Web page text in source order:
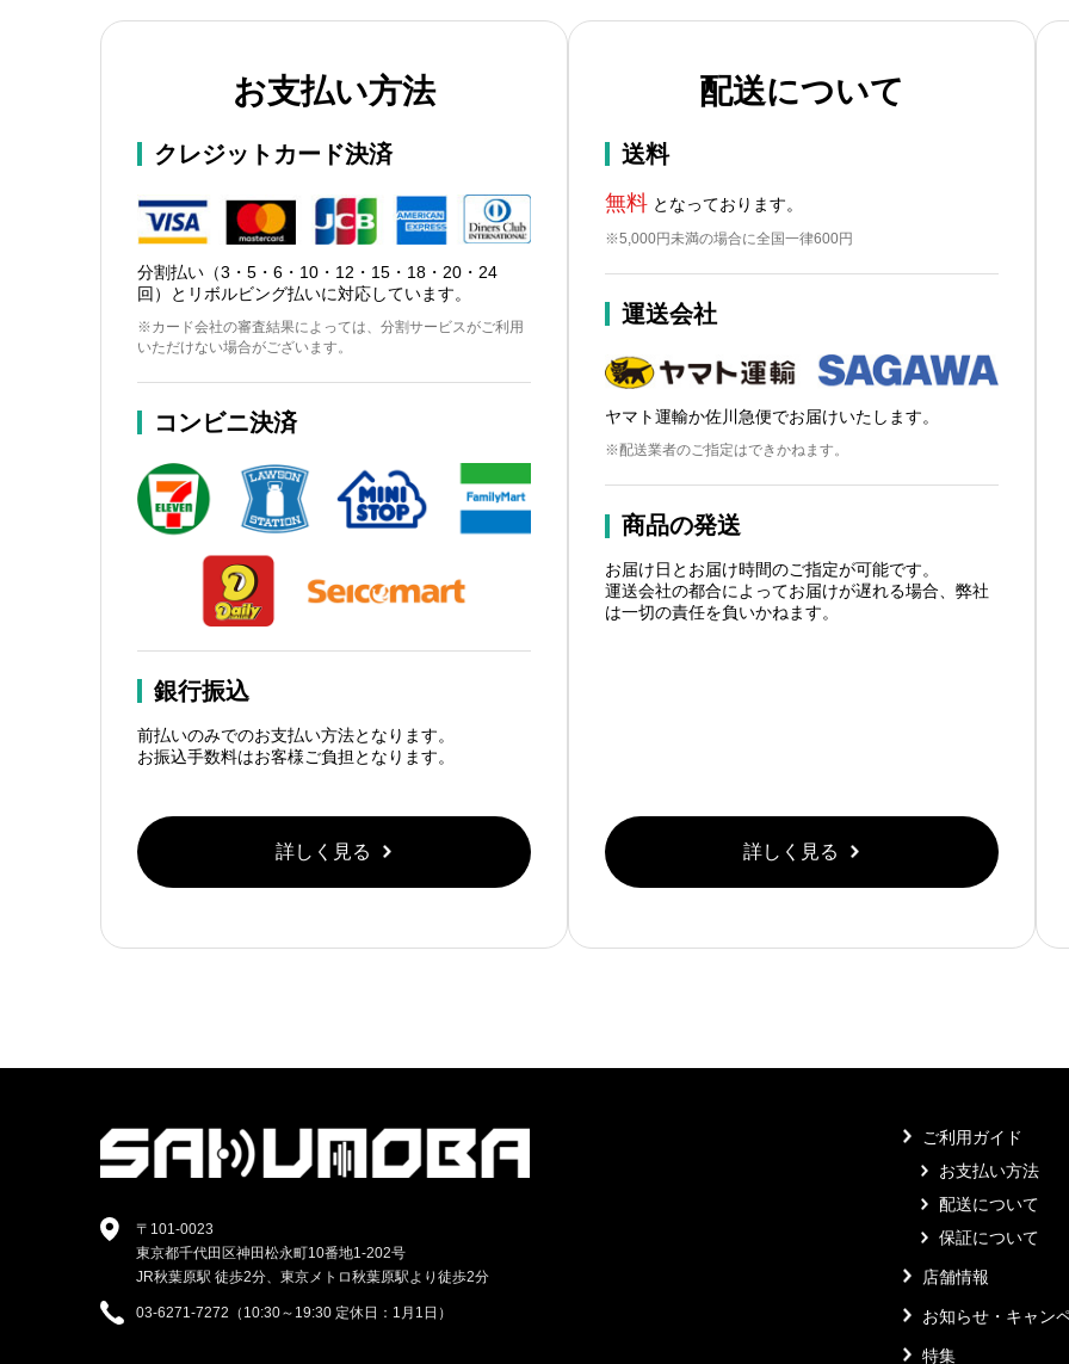
お支払い方法
クレジットカード決済
分割払い（3・5・6・10・12・15・18・20・24
回）とリボルビング払いに対応しています。
※カード会社の審査結果によっては、分割サービスがご利用
いただけない場合がございます。
コンビニ決済
銀行振込
前払いのみでのお支払い方法となります。
お振込手数料はお客様ご負担となります。
詳しく見る
配送について
送料
無料となっております。
※5,000円未満の場合に全国一律600円
運送会社
ヤマト運輸か佐川急便でお届けいたします。
※配送業者のご指定はできかねます。
商品の発送
お届け日とお届け時間のご指定が可能です。
運送会社の都合によってお届けが遅れる場合、弊社
は一切の責任を負いかねます。
詳しく見る
〒101-0023
東京都千代田区神田松永町10番地1-202号
JR秋葉原駅 徒歩2分、東京メトロ秋葉原駅より徒歩2分
03-6271-7272（10:30～19:30 定休日：1月1日）
ご利用ガイド
お支払い方法
配送について
保証について
店舗情報
お知らせ・キャン
特集